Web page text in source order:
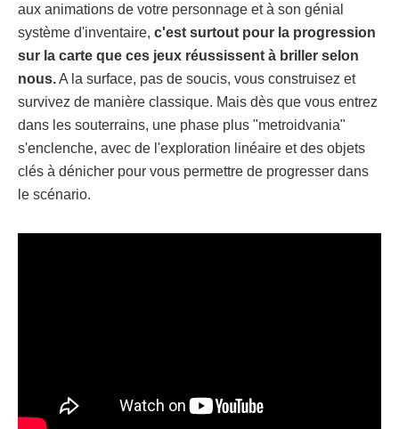
aux animations de votre personnage et à son génial
système d'inventaire, c'est surtout pour la progression
sur la carte que ces jeux réussissent à briller selon
nous.A la surface, pas de soucis, vous construisez et
survivez de manière classique. Mais dès que vous entrez
dans les souterrains, une phase plus "metroidvania"
s'enclenche, avec de l'exploration linéaire et des objets
clés à dénicher pour vous permettre de progresser dans
le scénario.